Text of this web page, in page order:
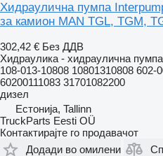
Хидраулична пумпа
за камион MAN TGL, TGM,
302,42 € Без ДДВ
Хидраулика - хидраулична пумпа
108-013-10808 10801310808 602-
60200111083 31701082200
дизел
Естонија, Tallinn
TruckParts Eesti OÜ
Контактирајте го продавачот
Додади во омилени